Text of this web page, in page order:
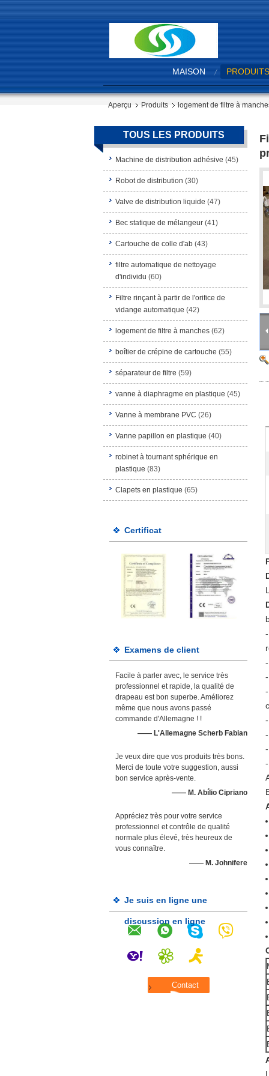
MAISON PRODUITS
Aperçu Produits logement de filtre à
TOUS LES PRODUITS
Machine de distribution adhésive (45)
Robot de distribution (30)
Valve de distribution liquide (47)
Bec statique de mélangeur (41)
Cartouche de colle d'ab (43)
filtre automatique de nettoyage
d'individu (60)
Filtre rinçant à partir de l'orifice de
vidange automatique (42)
logement de filtre à manches (62)
boîtier de crépine de cartouche (55)
séparateur de filtre (59)
vanne à diaphragme en plastique (45)
Vanne à membrane PVC (26)
Vanne papillon en plastique (40)
robinet à tournant sphérique en
plastique (83)
Clapets en plastique (65)
Certificat
Examens de client
Facile à parler avec, le service très
professionnel et rapide, la qualité de
drapeau est bon superbe. Améliorez
même que nous avons passé
commande d'Allemagne ! !
—— L'Allemagne Scherb Fabian
Je veux dire que vos produits très bons.
Merci de toute votre suggestion, aussi
bon service après-vente.
—— M. Abílio Cipriano
Appréciez très pour votre service
professionnel et contrôle de qualité
normale plus élevé, très heureux de
vous connaître.
—— M. Johnifere
Je suis en ligne une
discussion en ligne